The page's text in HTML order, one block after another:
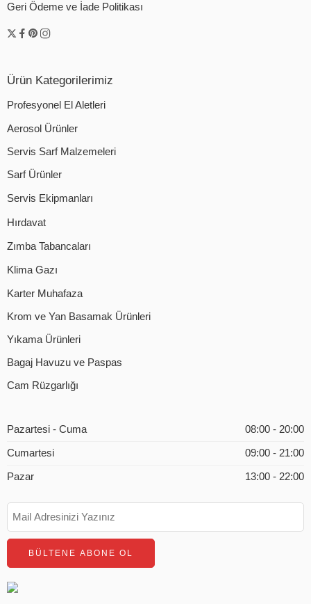
Geri Ödeme ve İade Politikası
Ürün Kategorilerimiz
Profesyonel El Aletleri
Aerosol Ürünler
Servis Sarf Malzemeleri
Sarf Ürünler
Servis Ekipmanları
Hırdavat
Zımba Tabancaları
Klima Gazı
Karter Muhafaza
Krom ve Yan Basamak Ürünleri
Yıkama Ürünleri
Bagaj Havuzu ve Paspas
Cam Rüzgarlığı
Pazartesi - Cuma 08:00 - 20:00
Cumartesi 09:00 - 21:00
Pazar 13:00 - 22:00